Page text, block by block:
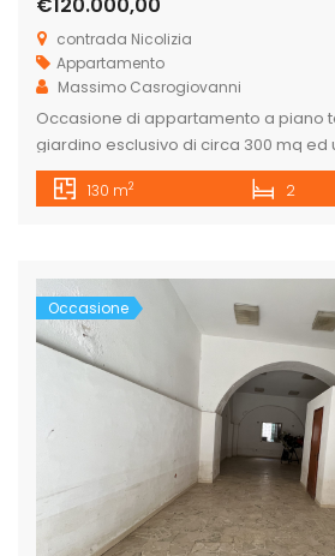
contrada Nicolizia
Appartamento
Massimo Casrogiovanni
Occasione di appartamento a piano
giardino esclusivo di circa 300 mq ed
mare, soleggiato e luminoso, nella
Licata, a 5 minuti dalla città e con
130 m2 2
Occasione